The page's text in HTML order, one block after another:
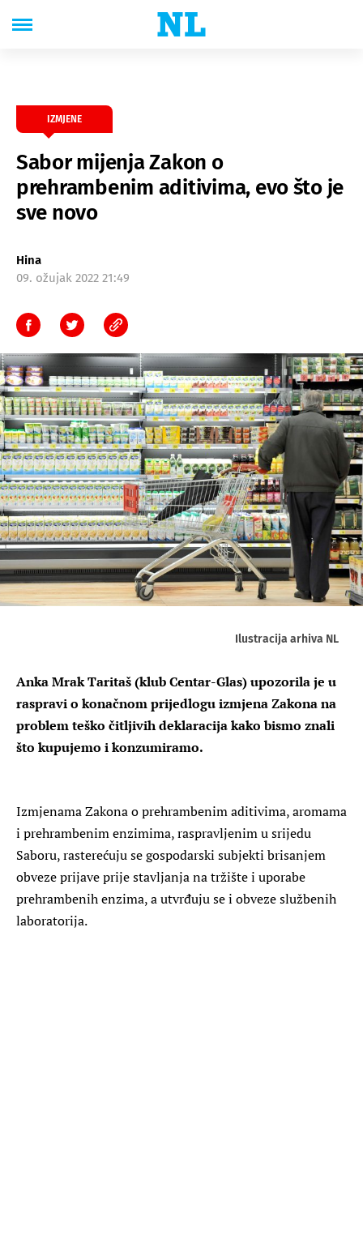
IZMJENE
Sabor mijenja Zakon o
prehrambenim aditivima, evo što je
sve novo
Hina
09. ožujak 2022 21:49
Ilustracija arhiva NL
Anka Mrak Taritaš (klub Centar-Glas) upozorila je u
raspravi o konačnom prijedlogu izmjena Zakona na
problem teško čitljivih deklaracija kako bismo znali
što kupujemo i konzumiramo.
Izmjenama Zakona o prehrambenim aditivima, aromama
i prehrambenim enzimima, raspravljenim u srijedu
Saboru, rasterećuju se gospodarski subjekti brisanjem
obveze prijave prije stavljanja na tržište i uporabe
prehrambenih enzima, a utvrđuju se i obveze službenih
laboratorija.